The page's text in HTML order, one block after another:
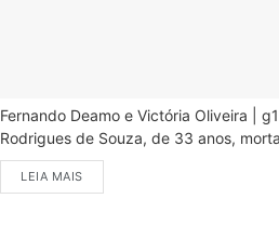
Fernando Deamo e Victória Oliveira |
Rodrigues de Souza, de 33 anos,
LEIA MAIS